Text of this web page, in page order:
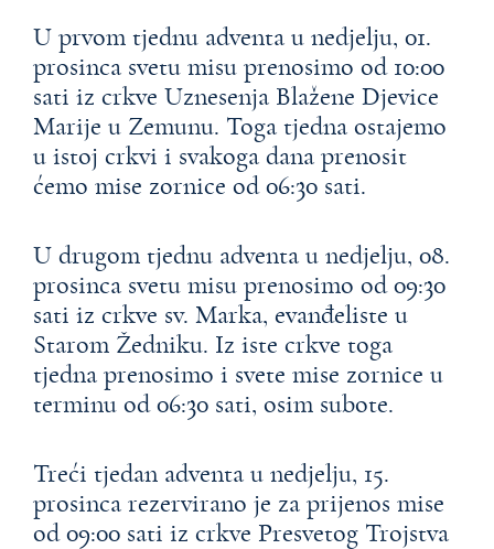
U prvom tjednu adventa u nedjelju, 01.
prosinca svetu misu prenosimo od 10:00
sati iz crkve Uznesenja Blažene Djevice
Marije u Zemunu. Toga tjedna ostajemo
u istoj crkvi i svakoga dana prenosit
ćemo mise zornice od 06:30 sati.
U drugom tjednu adventa u nedjelju, 08.
prosinca svetu misu prenosimo od 09:30
sati iz crkve sv. Marka, evanđeliste u
Starom Žedniku. Iz iste crkve toga
tjedna prenosimo i svete mise zornice u
terminu od 06:30 sati, osim subote.
Treći tjedan adventa u nedjelju, 15.
prosinca rezervirano je za prijenos mise
od 09:00 sati iz crkve Presvetog Trojstva